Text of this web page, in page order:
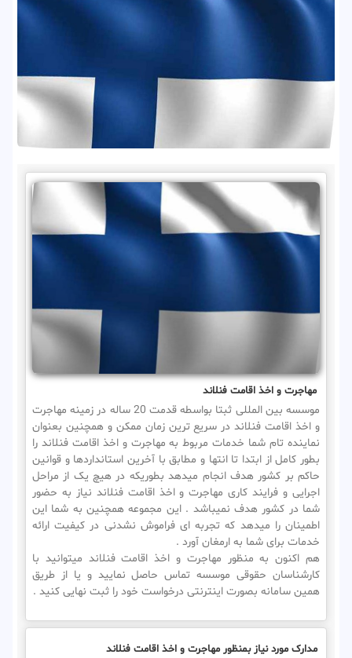
مهاجرت و اخذ اقامت فنلاند
موسسه بین المللی ثبتا بواسطه قدمت 20 ساله در زمینه مهاجرت
و اخذ اقامت فنلاند در سریع ترین زمان ممکن و همچنین بعنوان
نماینده تام شما خدمات مربوط به مهاجرت و اخذ اقامت فنلاند را
بطور کامل از ابتدا تا انتها و مطابق با آخرین استانداردها و قوانین
حاکم بر کشور هدف انجام میدهد بطوریکه در هیچ یک از مراحل
اجرایی و فرایند کاری مهاجرت و اخذ اقامت فنلاند نیاز به حضور
شما در کشور هدف نمیباشد . این مجموعه همچنین به شما این
اطمینان را میدهد که تجربه ای فراموش نشدنی در کیفیت ارائه
خدمات برای شما به ارمغان آورد .
هم اکنون به منظور مهاجرت و اخذ اقامت فنلاند میتوانید با
کارشناسان حقوقی موسسه تماس حاصل نمایید و یا از طریق
همین سامانه بصورت اینترنتی درخواست خود را ثبت نهایی کنید .
مدارک مورد نیاز بمنظور مهاجرت و اخذ اقامت فنلاند